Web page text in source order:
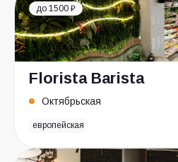
до 1500 ₽
Florista Barista
Октябрьская
европейская